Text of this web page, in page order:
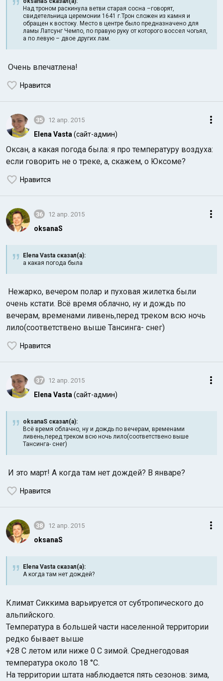
Над троном раскинула ветви старая сосна –говорят,
свидетельница церемонии 1641 г.Трон сложен из камня и
обращен к востоку. Место в центре было предназначено для
ламы Латсунг Чемпо, по правую руку от которого воссел чогьял,
а по левую – двое других лам.
Очень впечатлена!
Нравится
35 12 апр. 2015
Elena Vasta (сайт-админ)
Оксан, а какая погода была: я про температуру воздуха:
если говорить не о треке, а, скажем, о Юксоме?
Нравится
36 12 апр. 2015
oksanaS
Elena Vasta сказал(а):
а какая погода была
Нежарко, вечером полар и пуховая жилетка были
очень кстати. Всё время облачно, ну и дождь по
вечерам, временами ливень,перед треком всю ночь
лило(соответствено выше Тансинга- снег)
Нравится
37 12 апр. 2015
Elena Vasta (сайт-админ)
oksanaS сказал(а):
Всё время облачно, ну и дождь по вечерам, временами
ливень,перед треком всю ночь лило(соответствено выше
Тансинга- снег)
И это март! А когда там нет дождей? В январе?
Нравится
38 12 апр. 2015
oksanaS
Elena Vasta сказал(а):
А когда там нет дождей?
Климат Сиккима варьируется от субтропического до
альпийского.
Температура в большей части населенной территории
редко бывает выше
+28 С летом или ниже 0 С зимой. Среднегодовая
температура около 18 °C.
На территории штата наблюдается пять сезонов: зима,